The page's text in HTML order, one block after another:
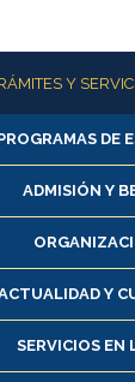
Y
os y
Matrícula en
y cambio
y
Servicio médico
de arancel y
DE
ADMISIÓN Y
Y
SERVICIOS EN